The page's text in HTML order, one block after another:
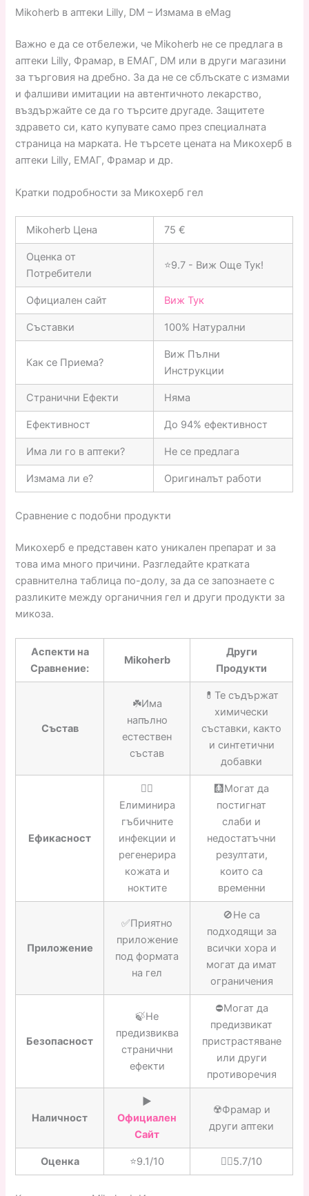
Mikoherb в аптеки Lilly, DM – Измама в eMag
Важно е да се отбележи, че Mikoherb не се предлага в
аптеки Lilly, Фрамар, в ЕМАГ, DM или в други магазини
за търговия на дребно. За да не се сблъскате с измами
и фалшиви имитации на автентичното лекарство,
въздържайте се да го търсите другаде. Защитете
здравето си, като купувате само през специалната
страница на марката. Не търсете цената на Микохерб в
аптеки Lilly, ЕМАГ, Фрамар и др.
Кратки подробности за Микохерб гел
Mikoherb Цена 75 €
Оценка от
Потребители
⭐9.7 - Виж Още Тук!
Официален сайт Виж Тук
Съставки 100% Натурални
Как се Приема?
Виж Пълни
Инструкции
Странични Ефекти Няма
Ефективност До 94% ефективност
Има ли го в аптеки? Не се предлага
Измама ли е? Оригиналът работи
Сравнение с подобни продукти
Микохерб е представен като уникален препарат и за
това има много причини. Разгледайте кратката
сравнителна таблица по-долу, за да се запознаете с
разликите между органичния гел и други продукти за
микоза.
Аспекти на
Сравнение:
Mikoherb
Други
Продукти
Състав
☘️Има
напълно
естествен
състав
💊Те съдържат
химически
съставки, както
и синтетични
добавки
Ефикасност
👍🏼
Елиминира
гъбичните
инфекции и
регенерира
кожата и
ноктите
🩻Могат да
постигнат
слаби и
недостатъчни
резултати,
които са
временни
Приложение
✅Приятно
приложение
под формата
на гел
🚫Не са
подходящи за
всички хора и
могат да имат
ограничения
Безопасност
🍃Не
предизвиква
странични
ефекти
⛔️Могат да
предизвикат
пристрастяване
или други
противоречия
Наличност
▶️
Официален
Сайт
☢️Фрамар и
други аптеки
Оценка ⭐️9.1/10 👎🏼5.7/10